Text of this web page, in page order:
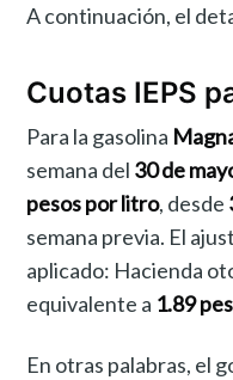
A continuación, el
Cuotas IEPS
Para la gasolina
semana del 30 de
pesos por litro, desde
semana previa. El
aplicado: Hacienda
equivalente a 1.89
En otras palabras, el